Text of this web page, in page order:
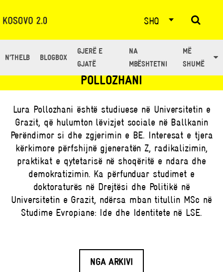
SHQ
N’THELB BLOGBOX
GJERË E
GJATË
NA
MBËSHTETNI
MË
SHUMË
TË GJITHË ARTIKUJT NGA: LURA
POLLOZHANI
Lura Pollozhani është studiuese në Universitetin e
Grazit, që hulumton lëvizjet sociale në Ballkanin
Perëndimor si dhe zgjerimin e BE. Interesat e tjera
kërkimore përfshijnë gjeneratën Z, radikalizimin,
praktikat e qytetarisë në shoqëritë e ndara dhe
demokratizimin. Ka përfunduar studimet e
doktoraturës në Drejtësi dhe Politikë në
Universitetin e Grazit, ndërsa mban titullin MSc në
Studime Evropiane: Ide dhe Identitete në LSE.
NGA ARKIVI